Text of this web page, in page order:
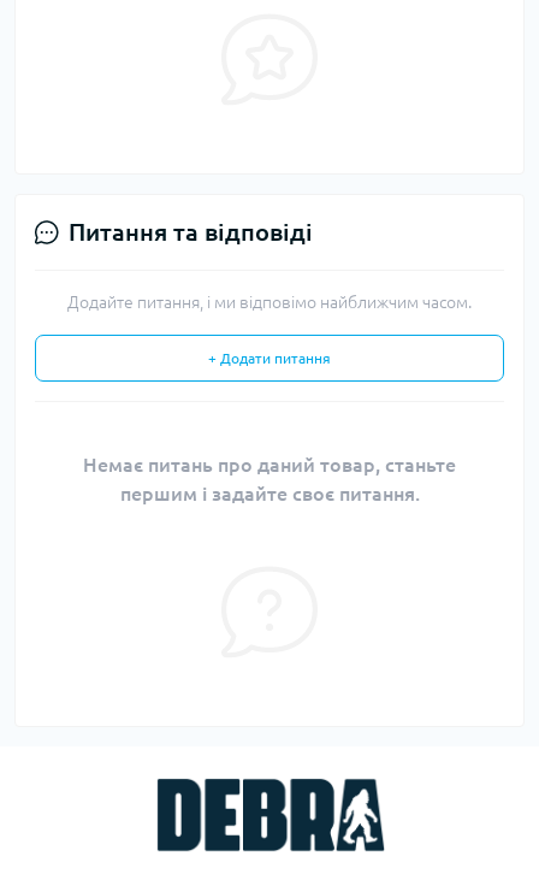
Питання та відповіді
Додайте питання, і ми відповімо найближчим часом.
+ Додати питання
Немає питань про даний товар, станьте
першим і задайте своє питання.